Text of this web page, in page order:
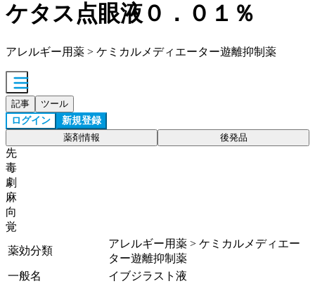
ケタス点眼液０．０１％
アレルギー用薬 > ケミカルメディエーター遊離抑制薬
記事 ツール
ログイン 新規登録
薬剤情報 後発品
先
毒
劇
麻
向
覚
薬効分類
アレルギー用薬 > ケミカルメディエー
ター遊離抑制薬
一般名
イブジラスト液